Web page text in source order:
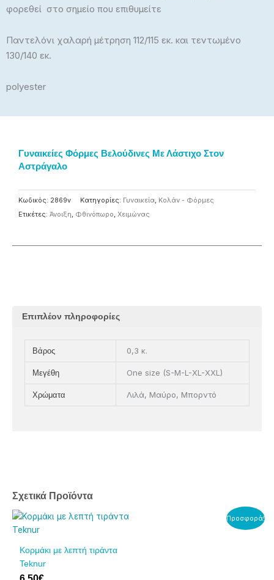
φορεθεί στο σημείο που επιθυμείτε
Παντελόνι χαλαρή μέτρηση 112/115 εκ. και τεντωμένο
130/140 εκ.
polyester
Σχετικά Προϊόντα
Κορμάκι με λεπτή τιράντα
Teknur
Αυτό
το
έχει
πολλαπλές
Προσφορά!
τρέχουσα
Γυναικείες Φόρμες Βελούδινες Με Λάστιχο Στον
Αστράγαλο
Κωδικός: 2869v Κατηγορίες: Γυναικεία, Κολάν - Φόρμες
Ετικέτες: Άνοιξη, Φθινόπωρο, Χειμώνας
Επιπλέον πληροφορίες
Βάρος 0,3 κ.
Μεγέθη One size (S-M-L-XL-XXL)
Χρώματα Λιλά, Μαύρο, Μπορντό